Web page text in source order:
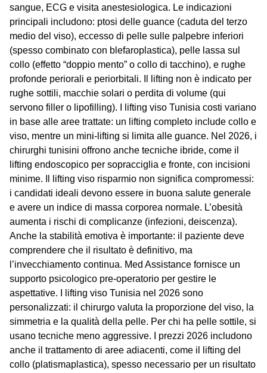
sangue, ECG e visita anestesiologica. Le indicazioni
principali includono: ptosi delle guance (caduta del terzo
medio del viso), eccesso di pelle sulle palpebre inferiori
(spesso combinato con blefaroplastica), pelle lassa sul
collo (effetto “doppio mento” o collo di tacchino), e rughe
profonde periorali e periorbitali. Il lifting non è indicato per
rughe sottili, macchie solari o perdita di volume (qui
servono filler o lipofilling). I
lifting viso Tunisia costi variano
in base alle aree trattate: un lifting completo include collo e
viso, mentre un mini-lifting si limita alle guance. Nel 2026, i
chirurghi tunisini offrono anche tecniche ibride, come il
lifting endoscopico per sopracciglia e fronte, con incisioni
minime. Il
lifting viso risparmio non significa compromessi:
i candidati ideali devono essere in buona salute generale
e avere un indice di massa corporea normale. L’obesità
aumenta i rischi di complicanze (infezioni, deiscenza).
Anche la stabilità emotiva è importante: il paziente deve
comprendere che il risultato è definitivo, ma
l’invecchiamento continua. Med Assistance fornisce un
supporto psicologico pre-operatorio per gestire le
aspettative. I
lifting viso Tunisia nel 2026 sono
personalizzati: il chirurgo valuta la proporzione del viso, la
simmetria e la qualità della pelle. Per chi ha pelle sottile, si
usano tecniche meno aggressive. I prezzi 2026 includono
anche il trattamento di aree adiacenti, come il lifting del
collo (platismaplastica), spesso necessario per un risultato